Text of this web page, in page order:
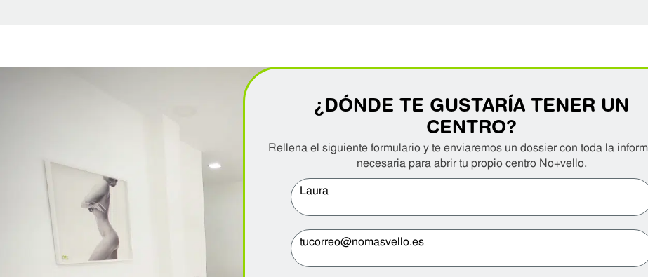
¿DÓNDE TE GUSTARÍA TENER UN
CENTRO?
Rellena el siguiente formulario y te enviaremos un dossier con toda la
necesaria para abrir tu propio centro No+vello.